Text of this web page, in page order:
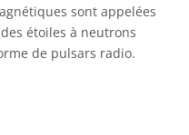
sont appelées
étoiles à neutrons
de pulsars radio.